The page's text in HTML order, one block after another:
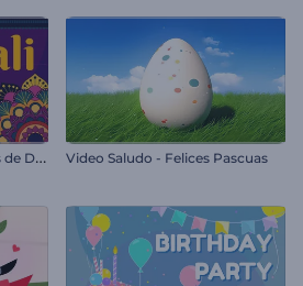
A
nimaciones para saludos de Diwali Video Saludo - Felices Pascuas